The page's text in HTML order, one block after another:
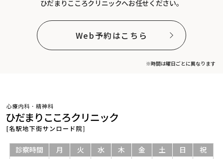
ひだまりこころクリニックへお任せください。
Web予約はこちら
※時間は曜日ごとに異なります
診察時間 月 火 水 木 金 土 日 祝